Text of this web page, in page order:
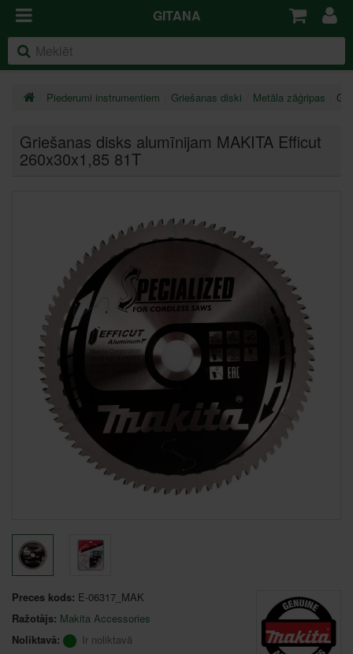
GITANA
Piederumi instrumentiem Griešanas diski Metāla zāģripas
Griešanas disks alumīnijam MAKITA Efficut
260x30x1,85 81T
Preces kods: E-06317_MAK
Ražotājs: Makita Accessories
Noliktavā:
Ir noliktavā